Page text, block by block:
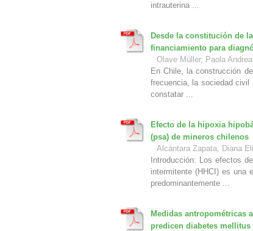
intrauterina ...
Desde la constitución de
financiamiento para
Olave Müller, Paola Andrea
En Chile, la construcción
frecuencia, la sociedad
constatar ...
Efecto de la hipoxia
(psa) de mineros chilenos
Alcántara Zapata, Diana
Introducción: Los efectos
intermitente (HHCI) es una
predominantemente ...
Medidas antropométricas
predicen diabetes mellitus II